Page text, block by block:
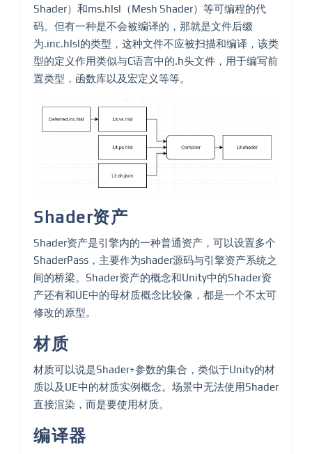
Shader）和ms.hlsl（Mesh Shader）等可编程的代
码。但有一种是不会被编译的，那就是文件后缀
为.inc.hlsl的类型，这种文件不应被扫描和编译，该类
型的定义作用类似与C语言中的.h头文件，用于编写前
置类型，函数库以及宏定义等等。
Shader资产
Shader资产是引擎内的一种普通资产，可以设置多个
ShaderPass，主要作为shader源码与引擎资产系统之
间的桥梁。Shader资产的概念和Unity中的Shader资
产还有和UE中的母材质概念比较像，都是一个不太可
修改的原型。
材质
材质可以说是Shader+参数的集合，类似于Unity的材
质以及UE中的材质实例概念。场景中无法使用Shader
直接渲染，而是要使用材质。
编译器